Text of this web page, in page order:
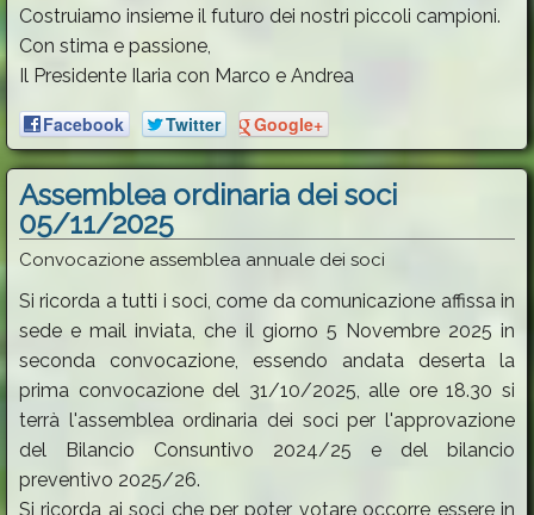
Costruiamo insieme il futuro dei nostri piccoli campioni.
Con stima e passione,
Il Presidente Ilaria con Marco e Andrea
Facebook Twitter Google+
Assemblea ordinaria dei soci
05/11/2025
Convocazione assemblea annuale dei soci
Si ricorda a tutti i soci, come da comunicazione affissa in
sede e mail inviata, che il giorno 5 Novembre 2025 in
seconda convocazione, essendo andata deserta la
prima convocazione del 31/10/2025, alle ore 18.30 si
terrà l'assemblea ordinaria dei soci per l'approvazione
del Bilancio Consuntivo 2024/25 e del bilancio
preventivo 2025/26.
Si ricorda ai soci che per poter votare occorre essere in